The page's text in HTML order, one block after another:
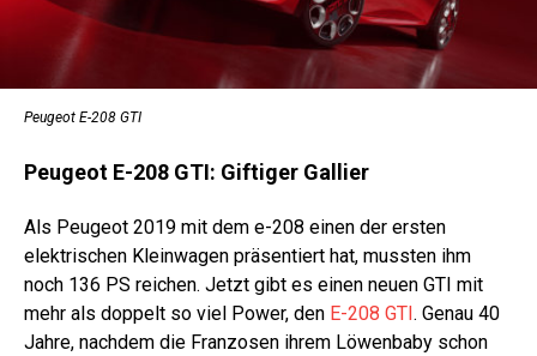
Peugeot E-208 GTI
Peugeot E-208 GTI: Giftiger Gallier
Als Peugeot 2019 mit dem e-208 einen der ersten
elektrischen Kleinwagen präsentiert hat, mussten ihm
noch 136 PS reichen. Jetzt gibt es einen neuen GTI mit
mehr als doppelt so viel Power, den E-208 GTI. Genau 40
Jahre, nachdem die Franzosen ihrem Löwenbaby schon